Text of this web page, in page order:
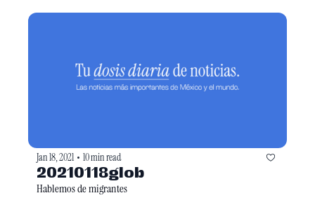
Jan 18, 2021 • 10 min read
20210118glob
Hablemos de migrantes